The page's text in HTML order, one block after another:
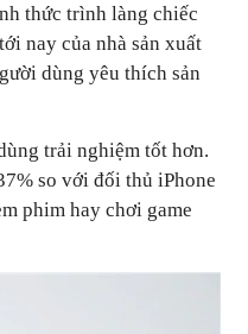
thức trình làng chiếc
nay của nhà sản xuất
dùng yêu thích sản
trải nghiệm tốt hơn.
so với đối thủ iPhone
phim hay chơi game